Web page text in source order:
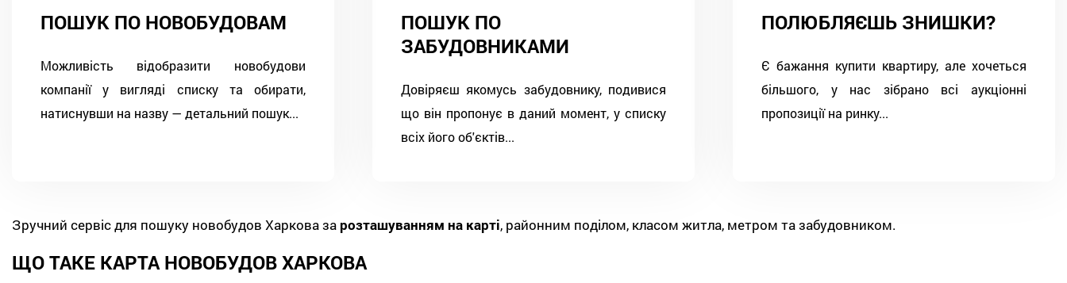
ПОШУК ПО НОВОБУДОВАМ
Можливість відобразити новобудови
компанії у вигляді списку та обирати,
натиснувши на назву — детальний пошук...
ПОШУК ПО
ЗАБУДОВНИКАМИ
Довіряєш якомусь забудовнику, подивися
що він пропонує в даний момент, у списку
всіх його об'єктів...
ПОЛЮБЛЯЄШЬ ЗНИШКИ?
Є бажання купити квартиру, але хочеться
більшого, у нас зібрано всі аукціонні
пропозиції на ринку...
Зручний сервіс для пошуку новобудов Харкова за розташуванням на карті, районним поділом, класом житла, метром та забудовником.
ЩО ТАКЕ КАРТА НОВОБУДОВ ХАРКОВА